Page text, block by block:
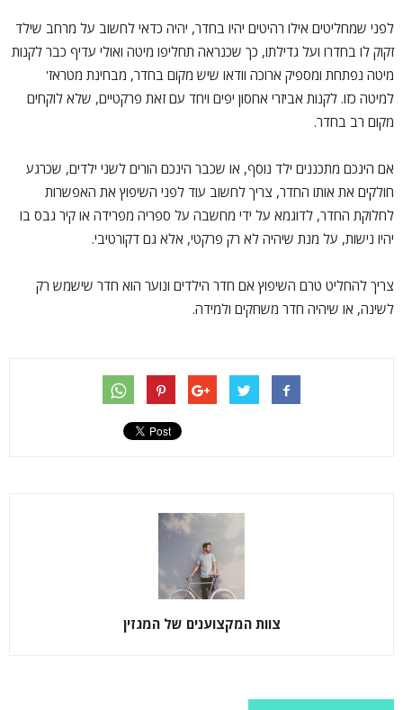
לפני שמחליטים אילו רהיטים יהיו בחדר, יהיה כדאי לחשוב על מרחב שילד
זקוק לו בחדרו ועל גדילתו, כך שכנראה תחליפו מיטה ואולי עדיף כבר לקנות
מיטה נפתחת ומספיק ארוכה וודאו שיש מקום בחדר, מבחינת מטראז'
למיטה כזו. לקנות אביזרי אחסון יפים ויחד עם זאת פרקטיים, שלא לוקחים
מקום רב בחדר.
אם הינכם מתכננים ילד נוסף, או שכבר הינכם הורים לשני ילדים, שכרגע
חולקים את אותו החדר, צריך לחשוב עוד לפני השיפוץ את האפשרות
לחלוקת החדר, לדוגמא על ידי מחשבה על ספריה מפרידה או קיר גבס בו
יהיו נישות, על מנת שיהיה לא רק פרקטי, אלא גם דקורטיבי.
צריך להחליט טרם השיפוץ אם חדר הילדים ונוער הוא חדר שישמש רק
לשינה, או שיהיה חדר משחקים ולמידה.
צוות המקצוענים של המגזין